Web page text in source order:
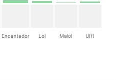
Encantador Lol Malo! Uff!